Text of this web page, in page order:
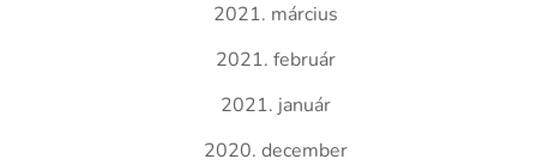
2021. március
2021. február
2021. január
2020. december